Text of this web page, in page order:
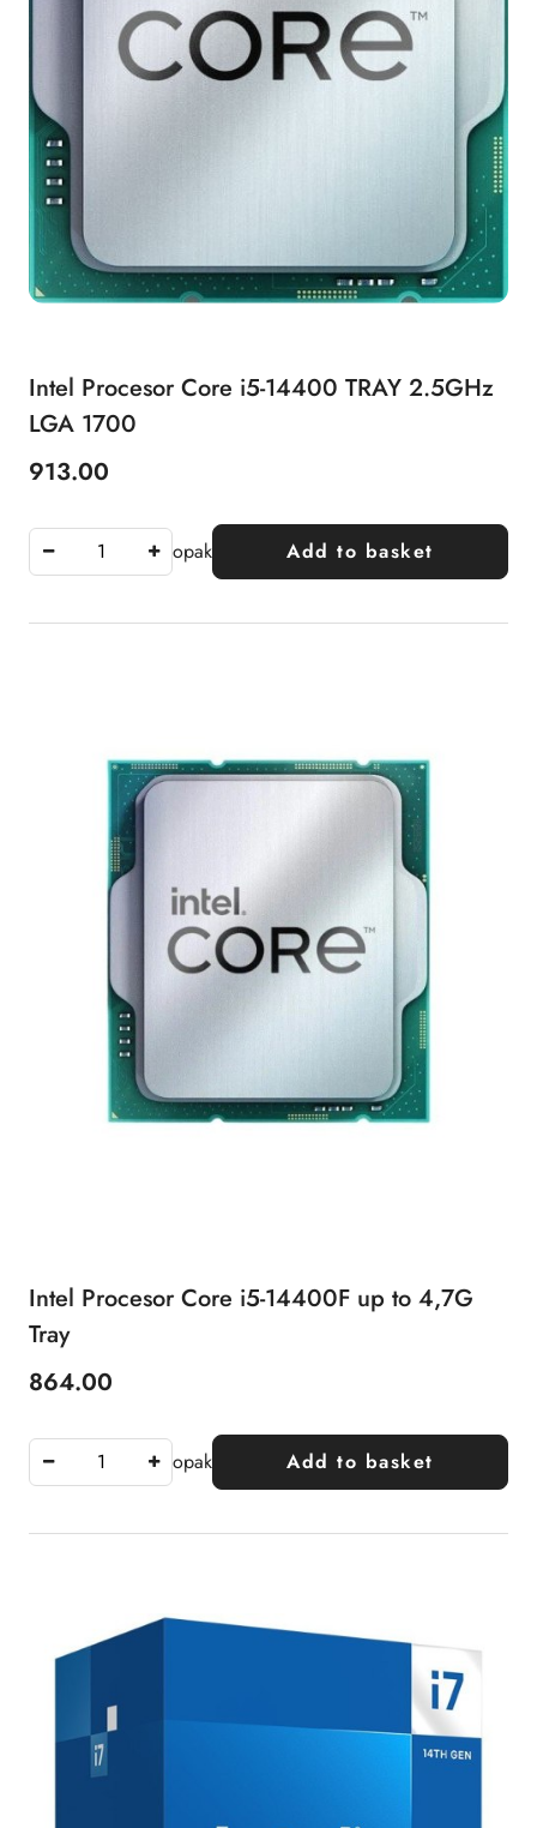
Intel Procesor Core i5-14400 TRAY 2.5GHz
LGA 1700
Price:
913.00
opak Add to basket
Intel Procesor Core i5-14400F up to 4,7G
Tray
Price:
864.00
opak Add to basket